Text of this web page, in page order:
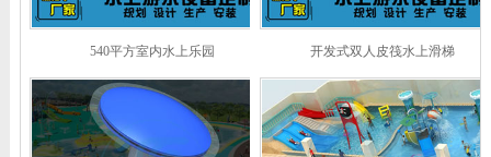
540平方室内水上乐园 开发式双人皮筏水上滑梯